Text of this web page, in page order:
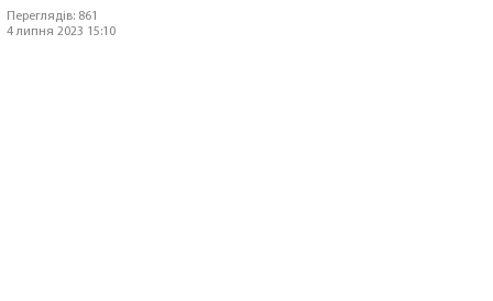
Переглядів: 861
4 липня 2023 15:10